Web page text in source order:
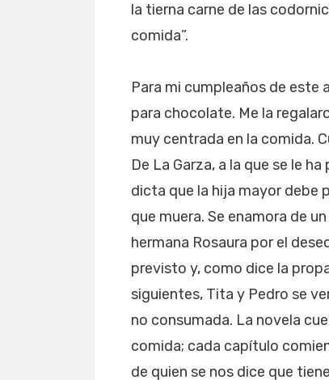
la tierna carne de las
comida”.
Para mi cumpleaños de este
para chocolate. Me la
muy centrada en la comida.
De La Garza, a la que se le
dicta que la hija mayor debe
que muera. Se enamora de
hermana Rosaura por el
previsto y, como dice la
siguientes, Tita y Pedro se
no consumada. La novela
comida; cada capítulo
de quien se nos dice que